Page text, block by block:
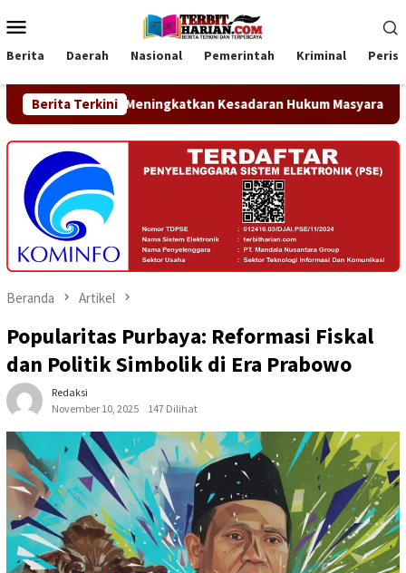
ke
kontenMobile
Berita Daerah Nasional Pemerintah Kriminal
Berita Terkini
Kesadaran Hukum Masyarakat Wujudkan Tri
Beranda Artikel
Popularitas Purbaya: Reformasi Fiskal
dan Politik Simbolik di Era Prabowo
Redaksi
November 10, 2025
147 Dilihat